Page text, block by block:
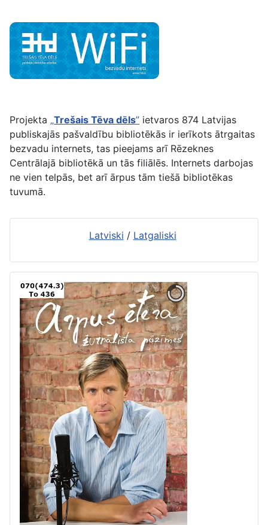
Projekta „Trešais Tēva dēls” ietvaros 874 Latvijas
publiskajās pašvaldību bibliotēkās ir ierīkots ātrgaitas
bezvadu internets, tas pieejams arī Rēzeknes
Centrālajā bibliotēkā un tās filiālēs. Internets darbojas
ne vien telpās, bet arī ārpus tām tiešā bibliotēkas
tuvumā.
Latviski / Latgaliski